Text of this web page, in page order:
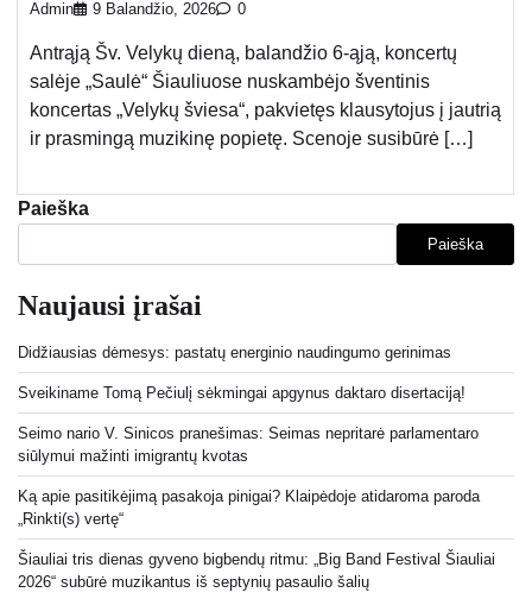
Admin 9 Balandžio, 2026 0
Antrąją Šv. Velykų dieną, balandžio 6-ąją, koncertų
salėje „Saulė“ Šiauliuose nuskambėjo šventinis
koncertas „Velykų šviesa“, pakvietęs klausytojus į jautrią
ir prasmingą muzikinę popietę. Scenoje susibūrė […]
Paieška
Paieška
Naujausi įrašai
Didžiausias dėmesys: pastatų energinio naudingumo gerinimas
Sveikiname Tomą Pečiulį sėkmingai apgynus daktaro disertaciją!
Seimo nario V. Sinicos pranešimas: Seimas nepritarė parlamentaro
siūlymui mažinti imigrantų kvotas
Ką apie pasitikėjimą pasakoja pinigai? Klaipėdoje atidaroma paroda
„Rinkti(s) vertę“
Šiauliai tris dienas gyveno bigbendų ritmu: „Big Band Festival Šiauliai
2026“ subūrė muzikantus iš septynių pasaulio šalių